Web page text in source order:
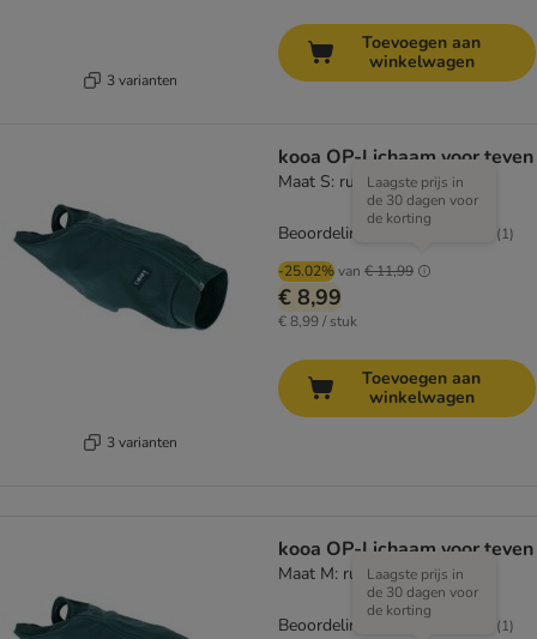
3 varianten
Toevoegen aan
winkelwagen
3 varianten
kooa OP-Lichaam voor teven
Maat S: ruglengte ca. 35 cm
-25.02%van € 11,99
Laagste prijs in
de 30 dagen voor
de korting
€ 8,99
€ 8,99 / stuk
Beoordeling: 5/5 (1)
Toevoegen aan
winkelwagen
kooa OP-Lichaam voor teven
Maat M: ruglengte ca. 45 cm
Laagste prijs in
de 30 dagen voor
de korting
Beoordeling: 5/5 (1)